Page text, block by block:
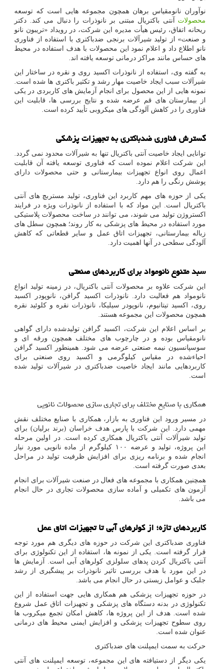
نوآوران نانومقیاس برهان همچون مجموعه هایی است که توسعه
محصولات آنتی باکتریال مبتنی بر نانوذرات را دنبال می کند. دکتر
ریحانه اتفاق، رئیس هیأت مدیره این شرکت، در رویداد «تریبون نانو
و صنعت» از تولید شیرآلات برنجی ضدباکتری با استفاده از فناوری
نانو اطلاع داد و اعلام نمود این محصولات با هدف استفاده در محیط
های حساس مانند مراکز درمانی توسعه یافته اند.
به گفته وی، استفاده از نانوذرات اکسید روی و نقره در ساختار این
شیرآلات سبب ایجاد خاصیت مهار رشد و تکثیر باکتری ها شده است.
نمونه هایی از این محصول برای انجام آزمایش های کاربردی در یکی
از بیمارستان های قم عرضه شده و نتایج بررسی ها، قابلیت این
فناوری را در کاهش آلودگی های میکروبی تأیید کرده است.
گسترش فناوری ضدباکتری به تجهیزات پزشکی
توانایی ایجاد خاصیت آنتی باکتریال تنها به شیرآلات محدود نمی گردد.
این شرکت اعلام نموده است که فناوری توسعه یافته آن قابلیت
اعمال روی انواع تجهیزات بیمارستانی و حتی محصولات دارای
پوشش رنگی را هم دارد.
یکی از حوزه های مهم کاربرد این فناوری، تولید مستربچ های آنتی
باکتریال است. این مواد که با استفاده از نانوذرات ویژه در فرایند
اکستروژن تولید می شوند، می توانند در ساخت محصولات پلاستیکی
مورد استفاده در محیط های پزشکی به کار روند؛ همچون سطل های
زباله بیمارستانی، تجهیزات اتاق عمل و سایر قطعاتی که کاهش
آلودگی سطحی در آنها اهمیت دارد.
سبد متنوع نانومواد برای کاربردهای صنعتی
این شرکت علاوه بر محصولات آنتی باکتریال، در زمینه تولید انواع
نانومواد هم فعالیت دارد. نانوذرات اکسید گرافن، نانوپودر اکسید
روی، اکسید تیتانیوم، نانوپودر سیلیکا، نانوذرات نقره و کلوئید نقره
همچون محصولات این مجموعه هستند.
بر اساس اعلام این شرکت، اکسید گرافن تولیدشده دارای گواهی
نانومقیاس بوده و در چارچوب های مختلف همچون ورقه ای و
سوسپانسیون نیمه صنعتی عرضه می شود. همینطور اکسید گرافن
احیاءشده در مقیاس کیلوگرمی و اکسید روی صنعتی برای
کاربردهایی مانند ایجاد خاصیت ضدباکتری در شیرآلات تولید شده
است.
همکاری با صنایع مختلف برای تجاری سازی محصولات نانویی
در مسیر ورود این فناوری به بازار، همکاری با صنایع مختلف نقش
مهمی دارد. این شرکت با پارس هدف خراسان (برند برلیان) برای
تولید شیرآلات آنتی باکتریال همکاری کرده است. در اولین مرحله
این پروژه، تولید و عرضه ۱۰۰ کیلوگرم از ماده نانویی مورد نیاز
انجام شده و برنامه ریزی برای افزایش ظرفیت تولید در مراحل
بعدی صورت گرفته است.
همچنین همکاری با مجموعه های فعال در صنعت شیرآلات برای انجام
آزمون های تکمیلی و آماده سازی محصولات تجاری در حال انجام
می باشد.
کاربردهای تازه؛ از کولرهای آبی تا تجهیزات اتاق عمل
فناوری ضدباکتری این شرکت در حوزه های دیگری هم مورد توجه
قرار گرفته است. یکی از نمونه ها، استفاده از این تکنولوژی برای
آنتی باکتریال کردن پدهای سلولزی کولرهای آبی است. آزمایش ها
در این مورد با هدف بررسی تاثیر نانوذرات بر پیشگیری از رشد
جلبک و عوامل زیستی در حال انجام می باشد.
در حوزه تجهیزات پزشکی هم همکاری هایی جهت استفاده از این
تکنولوژی در بدنه دستگاه های پزشکی و تجهیزات اتاق عمل شروع
شده است. هدف از این پروژه ها، کاهش امکان تجمع میکروب ها
روی سطوح تجهیزات پزشکی و افزایش ایمنی محیط های درمانی
عنوان شده است.
حرکت به سمت ایمپلنت های ضدباکتری
یکی دیگر از دستیافته های این مجموعه، توسعه ایمپلنت های آنتی